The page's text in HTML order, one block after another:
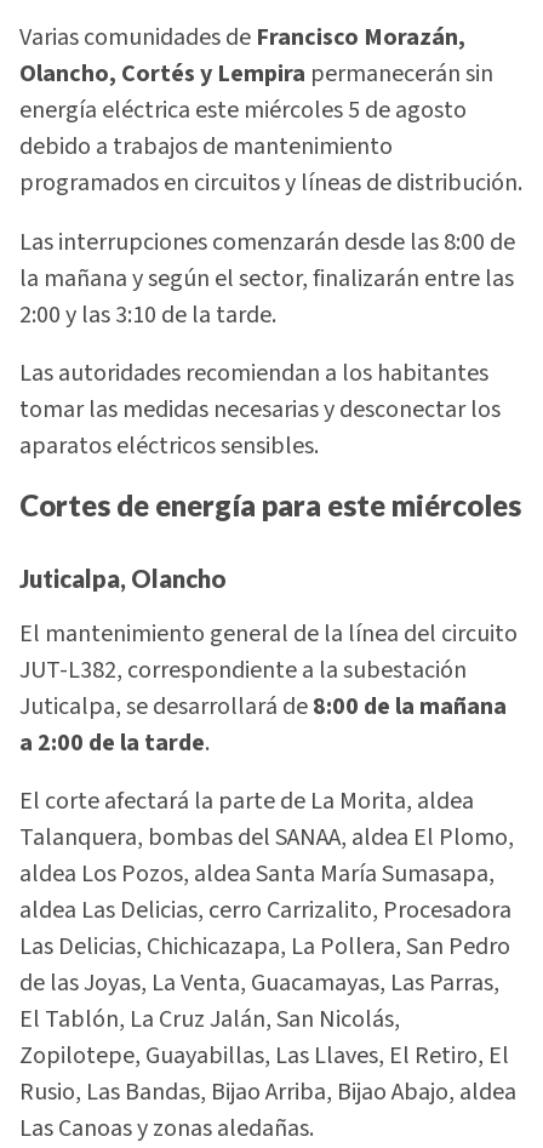
Varias comunidades de Francisco Morazán,
Olancho, Cortés y Lempira permanecerán sin
energía eléctrica este miércoles 5 de agosto
debido a trabajos de mantenimiento
programados en circuitos y líneas de distribución.
Las interrupciones comenzarán desde las 8:00 de
la mañana y según el sector, finalizarán entre las
2:00 y las 3:10 de la tarde.
Las autoridades recomiendan a los habitantes
tomar las medidas necesarias y desconectar los
aparatos eléctricos sensibles.
Cortes de energía para este miércoles
Juticalpa, Olancho
El mantenimiento general de la línea del circuito
JUT-L382, correspondiente a la subestación
Juticalpa, se desarrollará de8:00 de la mañana
a 2:00 de la tarde.
El corte afectará la parte de La Morita, aldea
Talanquera, bombas del SANAA, aldea El Plomo,
aldea Los Pozos, aldea Santa María Sumasapa,
aldea Las Delicias, cerro Carrizalito, Procesadora
Las Delicias, Chichicazapa, La Pollera, San Pedro
de las Joyas, La Venta, Guacamayas, Las Parras,
El Tablón, La Cruz Jalán, San Nicolás,
Zopilotepe, Guayabillas, Las Llaves, El Retiro, El
Rusio, Las Bandas, Bijao Arriba, Bijao Abajo, aldea
Las Canoas y zonas aledañas.